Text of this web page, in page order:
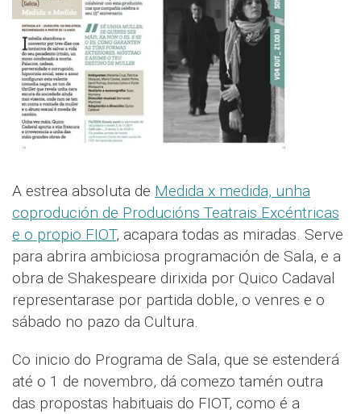
A estrea absoluta de Medida x medida, unha
coprodución de Producións Teatrais Excéntricas
e o propio FIOT, acapara todas as miradas. Serve
para abrira ambiciosa programación de Sala, e a
obra de Shakespeare dirixida por Quico Cadaval
representarase por partida doble, o venres e o
sábado no pazo da Cultura.
Co inicio do Programa de Sala, que se estenderá
até o 1 de novembro, dá comezo tamén outra
das propostas habituais do FIOT, como é a